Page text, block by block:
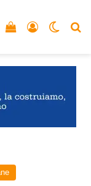
Accedi
Vedi il carrello